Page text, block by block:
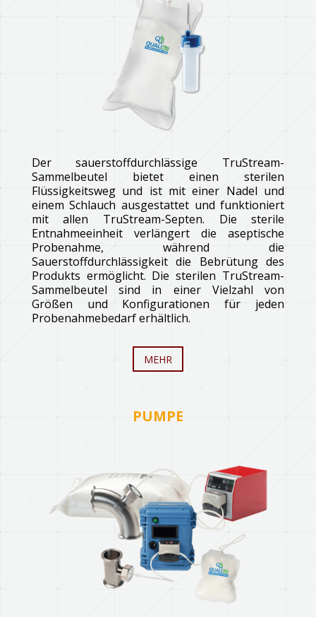
Der sauerstoffdurchlässige TruStream-
Sammelbeutel bietet einen sterilen
Flüssigkeitsweg und ist mit einer Nadel und
einem Schlauch ausgestattet und funktioniert
mit allen TruStream-Septen. Die sterile
Entnahmeeinheit verlängert die aseptische
Probenahme, während die
Sauerstoffdurchlässigkeit die Bebrütung des
Produkts ermöglicht. Die sterilen TruStream-
Sammelbeutel sind in einer Vielzahl von
Größen und Konfigurationen für jeden
Probenahmebedarf erhältlich.
MEHR
PUMPE